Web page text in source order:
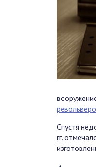
Спустя
гг.